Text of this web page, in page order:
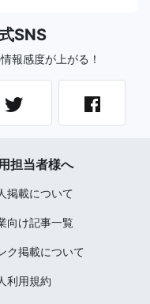
SNS
報感度が上がる！
担当者様へ
掲載について
向け記事一覧
ク掲載について
利用規約